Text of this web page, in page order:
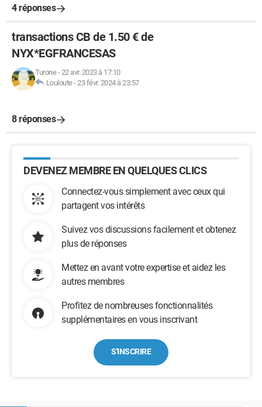
4 réponses
transactions CB de 1.50 € de
NYX*EGFRANCESAS
Turone-22 avr. 2023 à 17:10
Louloute-23 févr. 2024 à 23:57
8 réponses
DEVENEZ MEMBRE EN QUELQUES CLICS
Connectez-vous simplement avec ceux qui
partagent vos intérêts
Suivez vos discussions facilement et obtenez
plus de réponses
Mettez en avant votre expertise et aidez les
autres membres
Profitez de nombreuses fonctionnalités
supplémentaires en vous inscrivant
S'INSCRIRE